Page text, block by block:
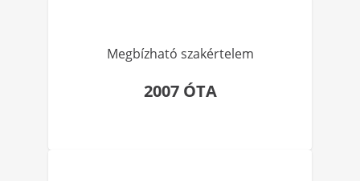
Megbízható szakértelem
2007 ÓTA